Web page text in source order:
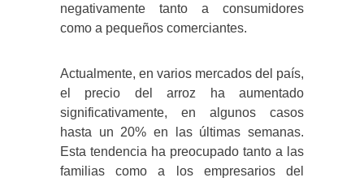
negativamente tanto a consumidores
como a pequeños comerciantes.
Actualmente, en varios mercados del país,
el precio del arroz ha aumentado
significativamente, en algunos casos
hasta un 20% en las últimas semanas.
Esta tendencia ha preocupado tanto a las
familias como a los empresarios del